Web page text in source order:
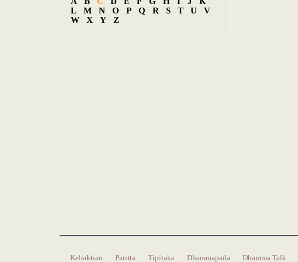
L
M N O P Q R S T U
V
W
X Y Z
Kebaktian Paritta Tipitaka Dhammapada Dhamma Talk